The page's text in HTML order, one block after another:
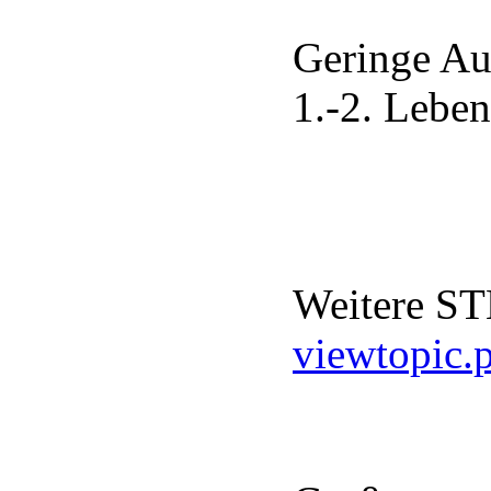
Geringe
1.-2.
Weitere